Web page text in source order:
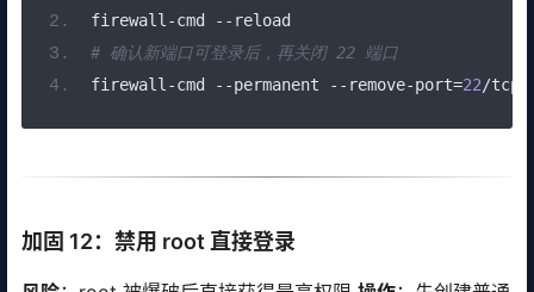
firewall -cmd -- reload
# 确认新端口可登录后，再关闭 22 端口
firewall -cmd --permanent -- remove-port=22/tcp
加固 12：禁用 root 直接登录